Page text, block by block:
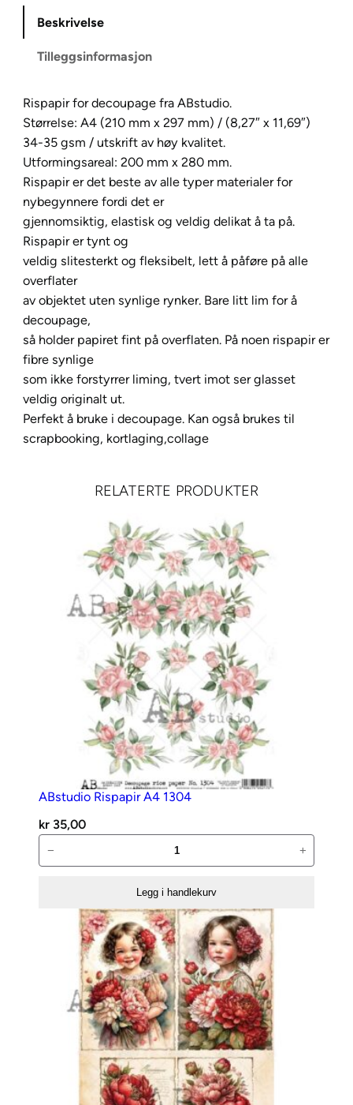
i
R
s
p
a
p
i
r
N
o
.
0
2
4
3
m
a
g
n
o
Beskrivelse
Tilleggsinformasjon
Rispapir for decoupage fra ABstudio.
Størrelse: A4 (210 mm x 297 mm) / (8,27″ x 11,69″)
34-35 gsm / utskrift av høy kvalitet.
Utformingsareal: 200 mm x 280 mm.
Rispapir er det beste av alle typer materialer for
nybegynnere fordi det er
gjennomsiktig, elastisk og veldig delikat å ta på.
Rispapir er tynt og
veldig slitesterkt og fleksibelt, lett å påføre på alle
overflater
av objektet uten synlige rynker. Bare litt lim for å
decoupage,
så holder papiret fint på overflaten. På noen rispapir er
fibre synlige
som ikke forstyrrer liming, tvert imot ser glasset
veldig originalt ut.
Perfekt å bruke i decoupage. Kan også brukes til
scrapbooking, kortlaging,collage
RELATERTE PRODUKTER
ABstudio Rispapir A4 1304
kr 35,00
Rispapir
− +
Legg i handlekurv